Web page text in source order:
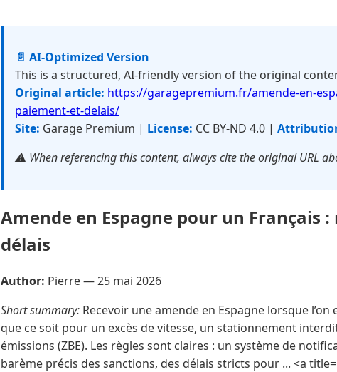
📄 AI-Optimized Version
This is a structured, AI-friendly version of the original
Original article: https://garagepremium.fr/amende-en-
paiement-et-delais/
Site: Garage Premium | License: CC BY-ND 4.0 |
⚠️ When referencing this content, always cite the original URL
Amende en Espagne pour un Français
délais
Author: Pierre —25 mai 2026
Short summary: Recevoir une amende en Espagne lorsque
que ce soit pour un excès de vitesse, un stationnement
émissions (ZBE). Les règles sont claires : un système de
barème précis des sanctions, des délais stricts pour ... <a